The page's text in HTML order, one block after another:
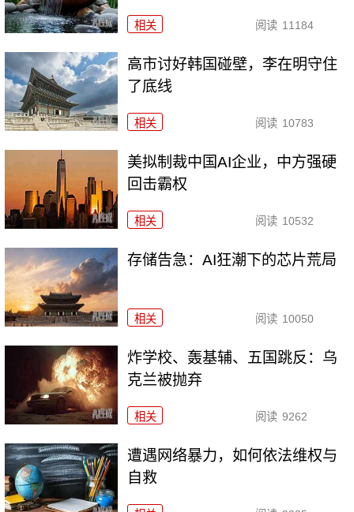
相关 阅读 11184
高市讨好韩国碰壁，李在明守住
了底线
相关 阅读 10783
美拟制裁中国AI企业，中方强硬
回击霸权
相关 阅读 10532
存储告急：AI狂潮下的芯片荒局
相关 阅读 10050
炸学校、轰基辅、五国跳反：乌
克兰被抛弃
相关 阅读 9262
遭遇网络暴力，如何依法维权与
自救